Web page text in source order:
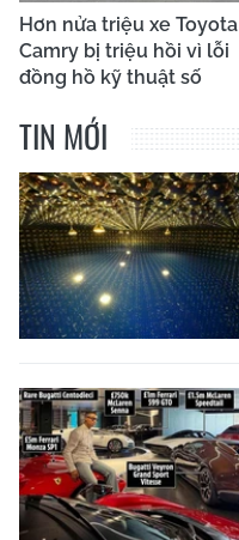
Hơn nửa triệu xe Toyota
Camry bị triệu hồi vì lỗi
đồng hồ kỹ thuật số
TIN MỚI